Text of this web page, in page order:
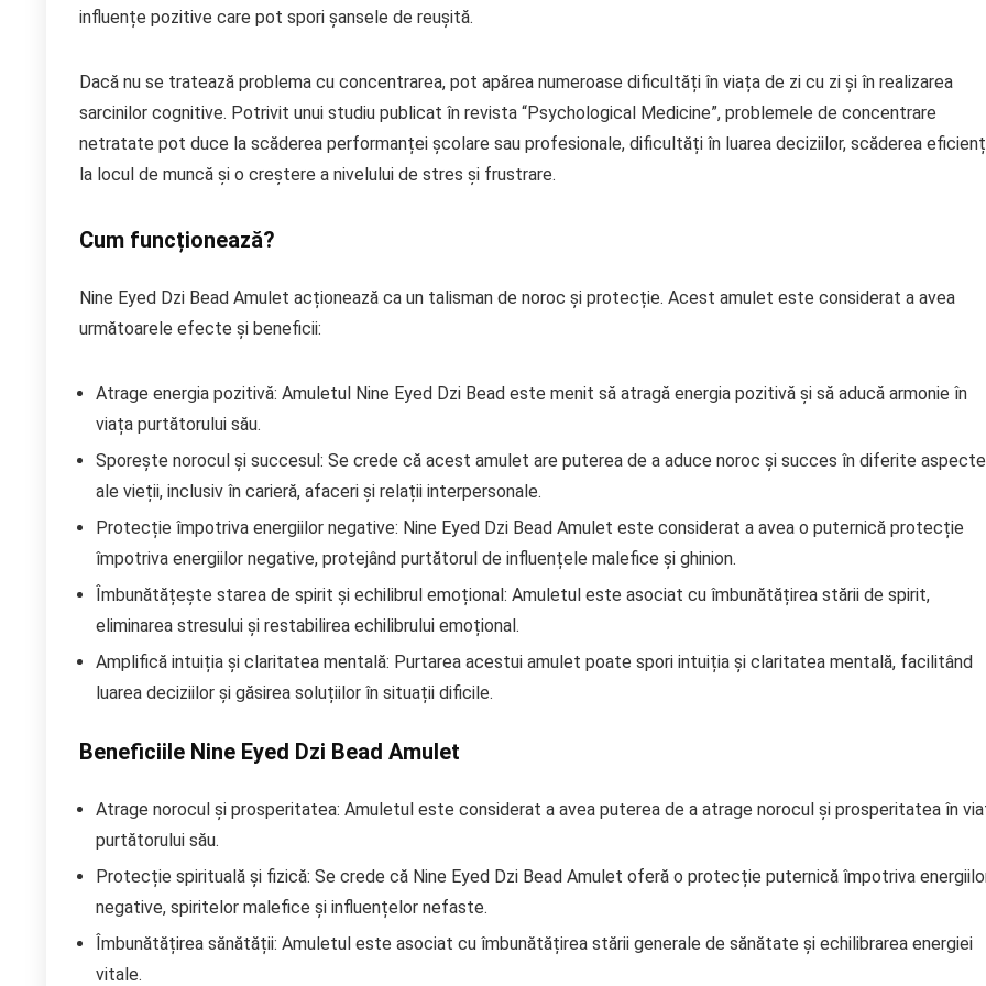
influențe pozitive care pot spori șansele de reușită.
Dacă nu se tratează problema cu concentrarea, pot apărea numeroase dificultăți în viața de zi cu zi și în realizarea
sarcinilor cognitive. Potrivit unui studiu publicat în revista “Psychological Medicine”, problemele de concentrare
netratate pot duce la scăderea performanței școlare sau profesionale, dificultăți în luarea deciziilor, scăderea
la locul de muncă și o creștere a nivelului de stres și frustrare.
Cum funcționează?
Nine Eyed Dzi Bead Amulet acționează ca un talisman de noroc și protecție. Acest amulet este considerat a avea
următoarele efecte și beneficii:
Atrage energia pozitivă: Amuletul Nine Eyed Dzi Bead este menit să atragă energia pozitivă și să aducă armonie în
viața purtătorului său.
Sporește norocul și succesul: Se crede că acest amulet are puterea de a aduce noroc și succes în diferite aspecte
ale vieții, inclusiv în carieră, afaceri și relații interpersonale.
Protecție împotriva energiilor negative: Nine Eyed Dzi Bead Amulet este considerat a avea o puternică protecție
împotriva energiilor negative, protejând purtătorul de influențele malefice și ghinion.
Îmbunătățește starea de spirit și echilibrul emoțional: Amuletul este asociat cu îmbunătățirea stării de spirit,
eliminarea stresului și restabilirea echilibrului emoțional.
Amplifică intuiția și claritatea mentală: Purtarea acestui amulet poate spori intuiția și claritatea mentală, facilitând
luarea deciziilor și găsirea soluțiilor în situații dificile.
Beneficiile Nine Eyed Dzi Bead Amulet
Atrage norocul și prosperitatea: Amuletul este considerat a avea puterea de a atrage norocul și prosperitatea în
purtătorului său.
Protecție spirituală și fizică: Se crede că Nine Eyed Dzi Bead Amulet oferă o protecție puternică împotriva
negative, spiritelor malefice și influențelor nefaste.
Îmbunătățirea sănătății: Amuletul este asociat cu îmbunătățirea stării generale de sănătate și echilibrarea energiei
vitale.